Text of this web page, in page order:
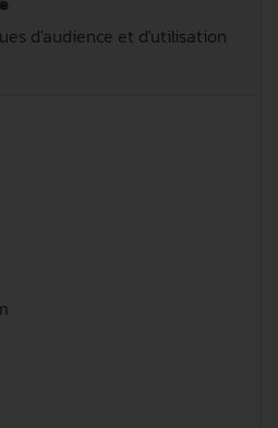
d'audience et d'utilisation